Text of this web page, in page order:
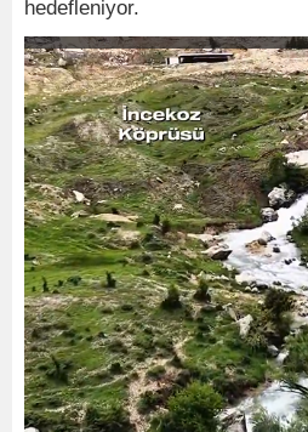
hedefleniyor.